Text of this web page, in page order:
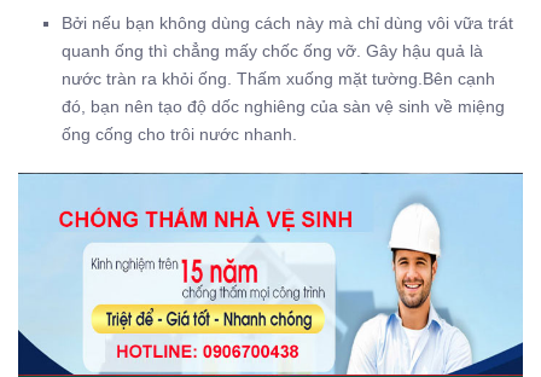
Bởi nếu bạn không dùng cách này mà chỉ dùng vôi vữa trát
quanh ống thì chẳng mấy chốc ống vỡ. Gây hậu quả là
nước tràn ra khỏi ống. Thấm xuống mặt tường.Bên cạnh
đó, bạn nên tạo độ dốc nghiêng của sàn vệ sinh về miệng
ống cống cho trôi nước nhanh.